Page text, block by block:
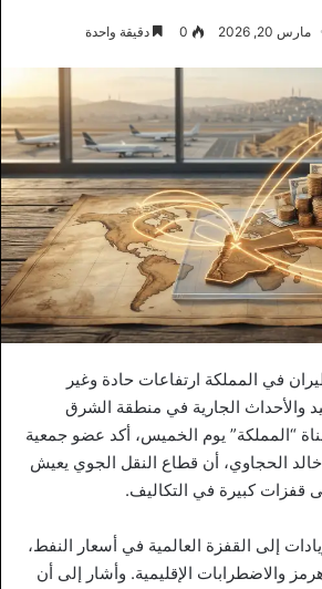
مارس 20, 2026 0 دقيقة واحدة
في المملكة ارتفاعات حادة وغير
والأحداث الجارية في منطقة الشرق
“المملكة” يوم الخميس، أكد عضو جمعية
خالد الحجاوي، أن قطاع النقل الجوي يعيش
قفزات كبيرة في التكاليف.
إلى القفزة العالمية في أسعار النفط،
والاضطرابات الإقليمية. وأشار إلى أن